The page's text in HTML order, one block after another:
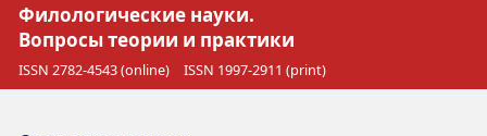
Филологические науки.
Вопросы теории и практики
ISSN 2782-4543 (online) ISSN 1997-2911 (print)